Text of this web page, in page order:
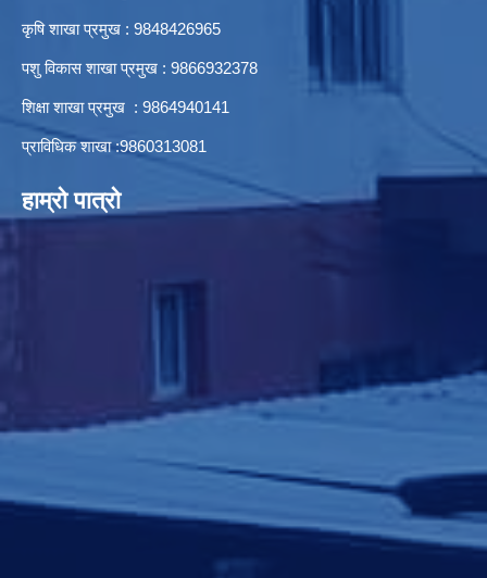
कृषि शाखा प्रमुख : 9848426965
पशु विकास शाखा प्रमुख : 9866932378
शिक्षा शाखा प्रमुख : 9864940141
प्राविधिक शाखा :9860313081
हाम्रो पात्रो